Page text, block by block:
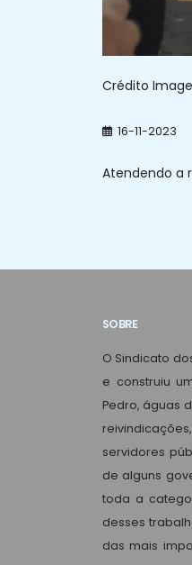
Crédito
16-11-2023
Atendendo a
SOBRE
O Sindicato
e construiu
Pedro, águas
servidores
de alguns
toda a
desses
das mais